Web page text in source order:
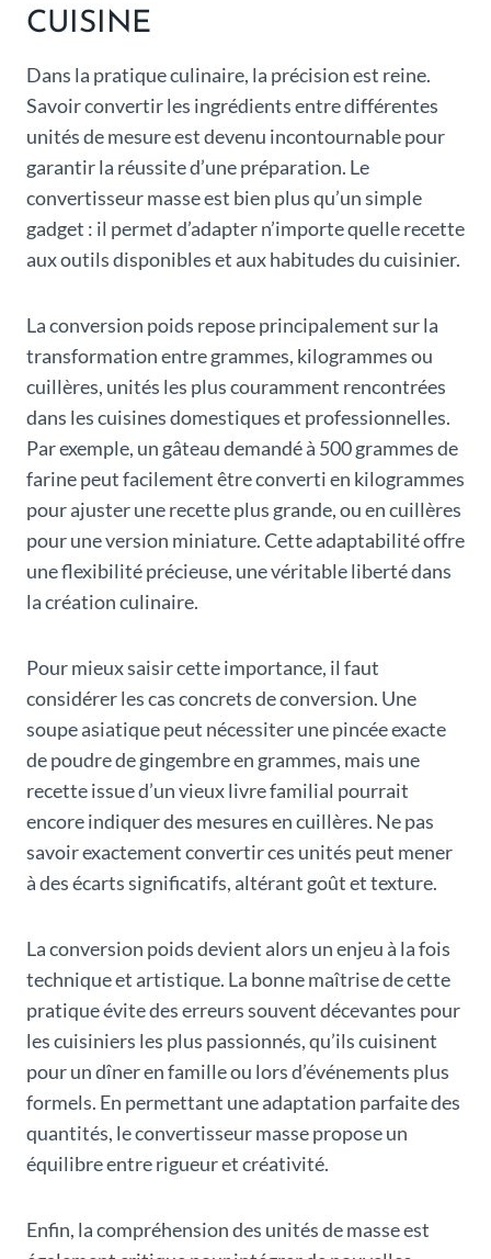
CUISINE
Dans la pratique culinaire, la précision est reine.
Savoir convertir les ingrédients entre différentes
unités de mesure est devenu incontournable pour
garantir la réussite d’une préparation. Le
convertisseur masse est bien plus qu’un simple
gadget : il permet d’adapter n’importe quelle recette
aux outils disponibles et aux habitudes du cuisinier.
La conversion poids repose principalement sur la
transformation entre grammes, kilogrammes ou
cuillères, unités les plus couramment rencontrées
dans les cuisines domestiques et professionnelles.
Par exemple, un gâteau demandé à 500 grammes de
farine peut facilement être converti en kilogrammes
pour ajuster une recette plus grande, ou en cuillères
pour une version miniature. Cette adaptabilité offre
une flexibilité précieuse, une véritable liberté dans
la création culinaire.
Pour mieux saisir cette importance, il faut
considérer les cas concrets de conversion. Une
soupe asiatique peut nécessiter une pincée exacte
de poudre de gingembre en grammes, mais une
recette issue d’un vieux livre familial pourrait
encore indiquer des mesures en cuillères. Ne pas
savoir exactement convertir ces unités peut mener
à des écarts significatifs, altérant goût et texture.
La conversion poids devient alors un enjeu à la fois
technique et artistique. La bonne maîtrise de cette
pratique évite des erreurs souvent décevantes pour
les cuisiniers les plus passionnés, qu’ils cuisinent
pour un dîner en famille ou lors d’événements plus
formels. En permettant une adaptation parfaite des
quantités, le convertisseur masse propose un
équilibre entre rigueur et créativité.
Enfin, la compréhension des unités de masse est